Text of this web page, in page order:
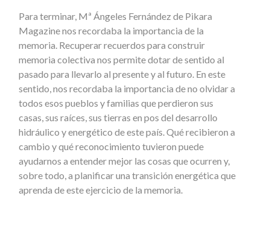
Para terminar, Mª Ángeles Fernández de Pikara
Magazine nos recordaba la importancia de la
memoria. Recuperar recuerdos para construir
memoria colectiva nos permite dotar de sentido al
pasado para llevarlo al presente y al futuro. En este
sentido, nos recordaba la importancia de no olvidar a
todos esos pueblos y familias que perdieron sus
casas, sus raíces, sus tierras en pos del desarrollo
hidráulico y energético de este país. Qué recibieron a
cambio y qué reconocimiento tuvieron puede
ayudarnos a entender mejor las cosas que ocurren y,
sobre todo, a planificar una transición energética que
aprenda de este ejercicio de la memoria.